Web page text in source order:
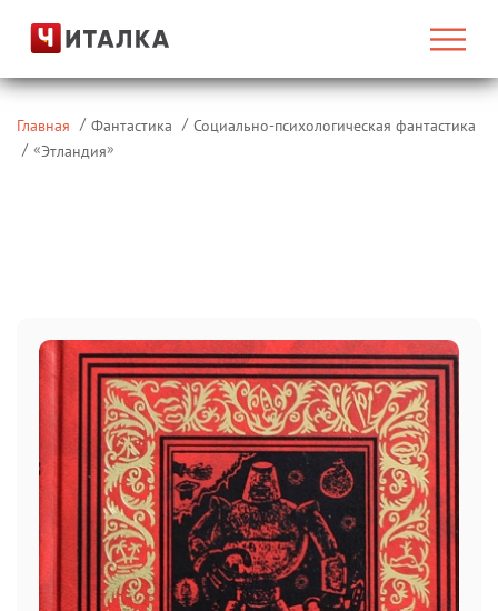
Главная Фантастика
Социально-психологическая фантастика
«Этландия»